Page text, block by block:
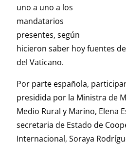
uno a uno a los
mandatarios
presentes, según
hicieron saber hoy fuentes
del Vaticano.
Por parte española,
presidida por la Ministra de
Medio Rural y Marino, Elena
secretaria de Estado de
Internacional, Soraya